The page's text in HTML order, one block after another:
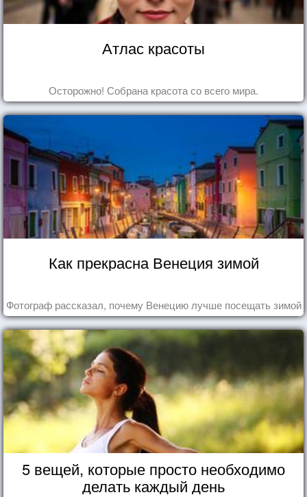
Атлас красоты
Осторожно! Собрана красота со всего мира.
Как прекрасна Венеция зимой
Фотограф рассказал, почему Венецию лучше посещать зимой
5 вещей, которые просто необходимо
делать каждый день